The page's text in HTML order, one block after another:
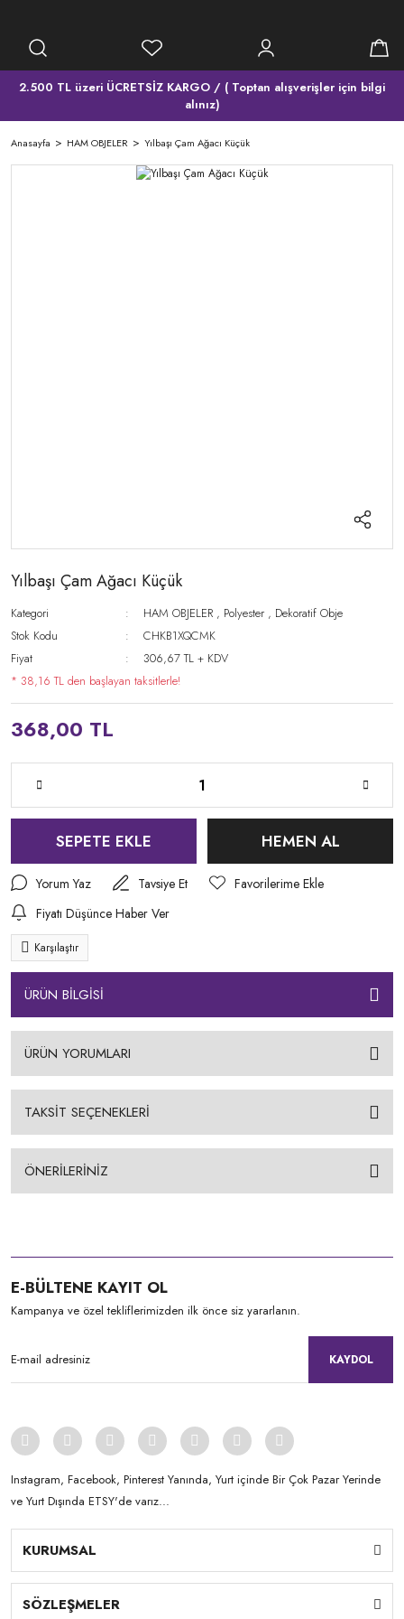
2.500 TL üzeri ÜCRETSİZ KARGO / ( Toptan alışverişler için bilgi
alınız)
Anasayfa HAM OBJELER Yılbaşı Çam Ağacı Küçük
Yılbaşı Çam Ağacı Küçük
Kategori HAM OBJELER , Polyester , Dekoratif Obje
Stok Kodu
CHKB1XQCMK
Fiyat
306,67 TL + KDV
* 38,16 TL den başlayan taksitlerle!
368,00 TL
SEPETE EKLE HEMEN AL
Yorum Yaz
Tavsiye Et
Fiyatı Düşünce Haber Ver
Karşılaştır
ÜRÜN BİLGİSİ
ÜRÜN YORUMLARI
TAKSİT SEÇENEKLERİ
ÖNERİLERİNİZ
E-BÜLTENE KAYIT OL
Kampanya ve özel tekliflerimizden ilk önce siz yararlanın.
KAYDOL
Instagram, Facebook, Pinterest Yanında, Yurt içinde Bir Çok Pazar Yerinde
ve Yurt Dışında ETSY'de varız...
KURUMSAL
SÖZLEŞMELER